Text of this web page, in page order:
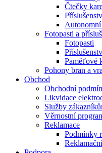
Čtečky
Fotopasti a
Fotopasti
Paměťové
Pohony bran a
Obchod
Obchodní
Likvidace
Služby
Věrnostní
Reklamace
Podmínky